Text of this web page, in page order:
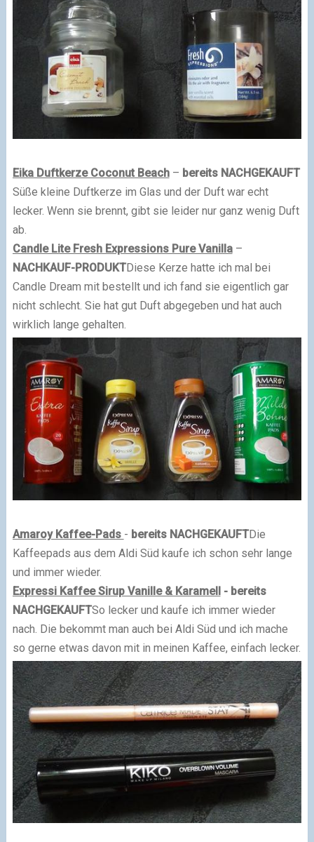
Eika Duftkerze Coconut Beach– bereits NACHGEKAUFT
Süße kleine Duftkerze im Glas und der Duft war echt
lecker. Wenn sie brennt, gibt sie leider nur ganz wenig Duft
ab.
Candle Lite Fresh Expressions Pure Vanilla–
NACHKAUF-PRODUKTDiese Kerze hatte ich mal bei
Candle Dream mit bestellt und ich fand sie eigentlich gar
nicht schlecht. Sie hat gut Duft abgegeben und hat auch
wirklich lange gehalten.
Amaroy Kaffee-Pads - bereits NACHGEKAUFTDie
Kaffeepads aus dem Aldi Süd kaufe ich schon sehr lange
und immer wieder.
Expressi Kaffee Sirup Vanille & Karamell- bereits
NACHGEKAUFTSo lecker und kaufe ich immer wieder
nach. Die bekommt man auch bei Aldi Süd und ich mache
so gerne etwas davon mit in meinen Kaffee, einfach lecker.